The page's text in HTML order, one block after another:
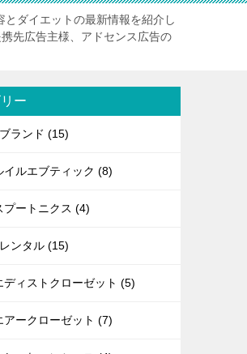
ダイエットの最新情報を紹介し
先広告主様、アドセンス広告の
ー
ランド (15)
イルエブティック (8)
プートニクス (4)
ンタル (15)
ディストクローゼット (5)
アークローゼット (7)